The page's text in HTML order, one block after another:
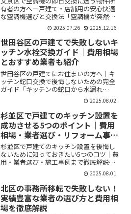
有者の方へ―戸建て・店舗用の安心快適
な空調機選びと交換法「空調機が突然壊
れてしまったけれど、どこに依頼すれば
いいの？」「即日で対応してもらえる業
者はあるの？」文京区で物件を所有して
いると、戸建て・店舗用の...
2025.07.26 2025.12.16
世田谷区の戸建てで失敗しないキ
ッチン水栓交換ガイド｜費用相場
とおすすめ業者も紹介
世田谷区の戸建てにお住まいの方へ｜キ
ッチン蛇口交換で後悔しないための完全
ガイド「キッチンの蛇口から水漏れ
が…」「使い勝手のよい水栓に交換した
い」「配管工事や費用がどれくらいかか
るの？」——世田谷区の戸建てにお住ま
いで、キッチン水栓交換を考え...
2025.08.02
杉並区で戸建てのキッチン設置を
成功させる5つのポイント｜費用
相場・業者選び・リフォーム事例
も紹介
杉並区で戸建てのキッチン設置を後悔し
ないために知っておきたい5つのコツ｜費
用・業者選び・施工事例まで徹底解説
「杉並区の自宅で理想のキッチンを実現
したいけど、どこから手を付ければいい
の？」「費用や業者選びが心配…」「戸
建てキッチンリフォームっ...
2025.08.01
北区の事務所移転で失敗しない！
実績豊富な業者の選び方と費用相
場を徹底解説